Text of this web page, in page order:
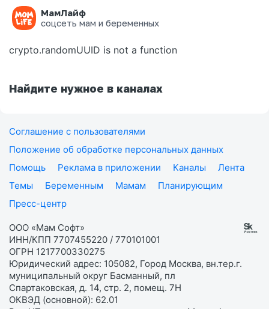
МамЛайф
соцсеть мам и беременных
Ошибка на странице
crypto.randomUUID is not a function
Найдите нужное в каналах
Соглашение с пользователями
Положение об обработке персональных данных
Помощь
Реклама в приложении Каналы
Лента
Темы
Беременным Мамам
Планирующим
Пресс-центр
ООО «Мам Софт»
ИНН/КПП 7707455220 / 770101001
ОГРН 1217700330275
Юридический адрес: 105082, Город Москва, вн.тер.г.
муниципальный округ Басманный, пл
Спартаковская, д. 14, стр. 2, помещ. 7Н
ОКВЭД (основной): 62.01